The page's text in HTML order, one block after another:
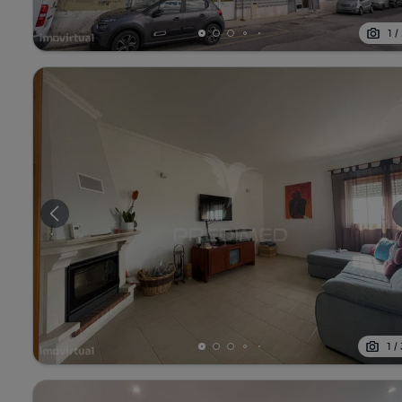
1 /
1 /